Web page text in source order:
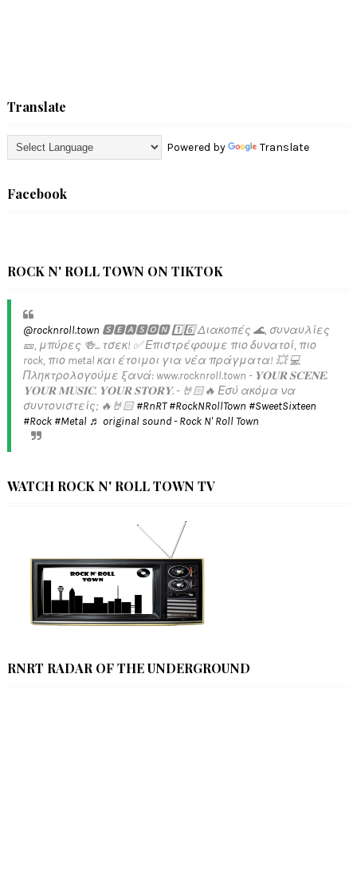
Translate
Powered by Translate
Facebook
ROCK N' ROLL TOWN ON TIKTOK
@rocknroll.town 🆂🅴🅰🆂🅾🅽 1️⃣6️⃣ Διακοπές 🌊, συναυλίες
🎫, μπύρες 🍻... τσεκ! ✅️ Επιστρέφουμε πιο δυνατοί, πιο
rock, πιο metal και έτοιμοι για νέα πράγματα! 💥 💻
Πληκτρολογούμε ξανά: www.rocknroll.town - 𝐘𝐎𝐔𝐑 𝐒𝐂𝐄𝐍𝐄.
𝐘𝐎𝐔𝐑 𝐌𝐔𝐒𝐈𝐂. 𝐘𝐎𝐔𝐑 𝐒𝐓𝐎𝐑𝐘. - 🤘🏻🔥 Εσύ ακόμα να
συντονιστείς; 🔥🤘🏻#RnRT #RockNRollTown #SweetSixteen
#Rock #Metal ♬ original sound - Rock N' Roll Town
WATCH ROCK N' ROLL TOWN TV
RNRT RADAR OF THE UNDERGROUND